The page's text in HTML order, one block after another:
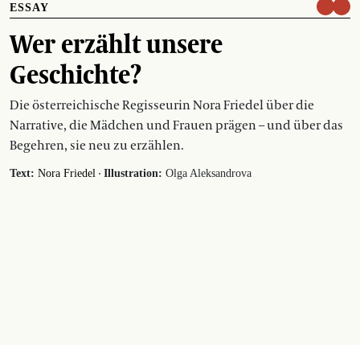
ESSAY
Wer erzählt unsere
Geschichte?
Die österreichische Regisseurin Nora Friedel über die
Narrative, die Mädchen und Frauen prägen – und über das
Begehren, sie neu zu erzählen.
Text: Nora Friedel · Illustration: Olga Aleksandrova